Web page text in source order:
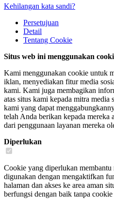
Kehilangan kata sandi?
Persetujuan
Detail
Tentang Cookie
Situs web ini menggunakan
Kami menggunakan cookie untuk
iklan, menyediakan fitur media
kami. Kami juga membagikan
atas situs kami kepada mitra
kami yang dapat
telah Anda berikan kepada mereka
dari penggunaan layanan mereka
Diperlukan
Cookie yang diperlukan membantu
digunakan dengan mengaktifkan
halaman dan akses ke area aman
berfungsi dengan baik tanpa